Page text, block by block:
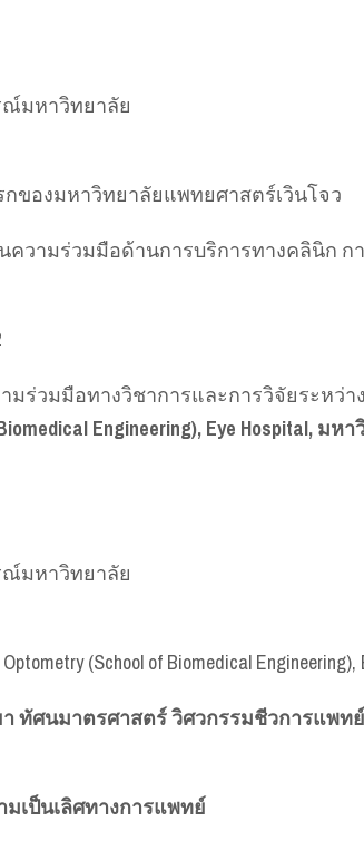
มหาวิทยาลัย
ของมหาวิทยาลัยแพทยศาสตร์เวินโจว
วามร่วมมือด้านการบริการทางคลินิก ก
มร่วมมือทางวิชาการและการวิจัยระหว่าง
Engineering), Eye Hospital,
มหาวิทยาลัย
(School of Biomedical
ทัศนมาตรศาสตร์ วิศวกรรมชีวการแพท
เป็นเลิศทางการแพทย์